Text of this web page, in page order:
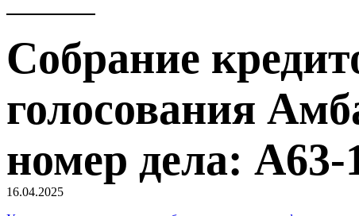
Собрание
голосования
номер дела: А63-
16.04.2025